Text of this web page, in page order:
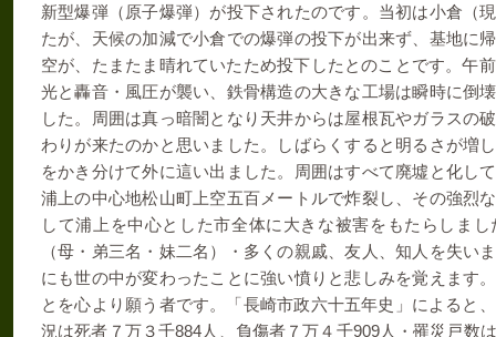
新型爆弾（原子爆弾）が投下されたのです。当初は小倉（
たが、天候の加減で小倉での爆弾の投下が出来ず、基地に
空が、たまたま晴れていたため投下したとのことです。午前
光と轟音・風圧が襲い、鉄骨構造の大きな工場は瞬時に倒
した。周囲は真っ暗闇となり天井からは屋根瓦やガラスの
わりが来たのかと思いました。しばらくすると明るさが増
をかき分けて外に這い出ました。周囲はすべて廃墟と化し
浦上の中心地松山町上空五百メートルで炸裂し、その強烈
して浦上を中心とした市全体に大きな被害をもたらしま
（母・弟三名・妹二名）・多くの親戚、友人、知人を失い
にも世の中が変わったことに強い憤りと悲しみを覚えます
とを心より願う者です。「長崎市政六十五年史」によると
況は死者７万３千884人、負傷者７万４千909人・罹災戸数